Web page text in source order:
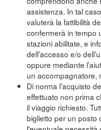
assistenza. In tal
valuterà la fattibilità
confermerà in tempo
stazioni abilitate, e
dell’accesso e/o
oppure mediante
un accompagnatore,
Di norma l’acquisto
effettuato non prima
il viaggio richiesto.
biglietto per un posto